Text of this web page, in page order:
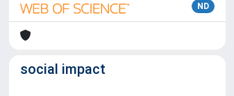
ND
social impact